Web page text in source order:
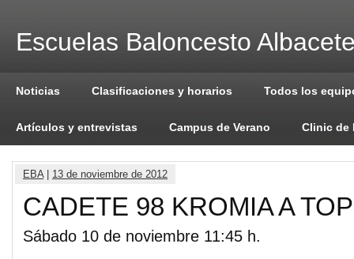
Escuelas Baloncesto
Noticias Clasificaciones y horarios Todos los
Artículos y entrevistas Campus de Verano Clinic de
EBA| 13 de noviembre de 2012
CADETE 98 KROMIA A
Sábado 10 de noviembre 11:45 h.